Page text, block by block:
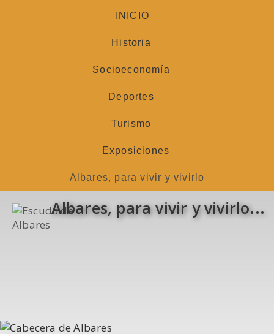
INICIO
Historia
Socioeconomía
Deportes
Turismo
Exposiciones
Albares, para vivir y vivirlo
Albares, para vivir y vivirlo...